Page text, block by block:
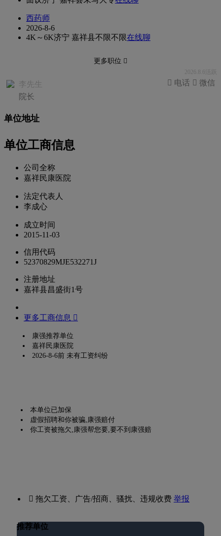
西药师
2026-8-6
4K～6K济宁 嘉祥县不限不限在线聊
更多职位 
2026.8.6活跃
李先生
院长
 微信
 电话
单位地址
单位工商信息
公司全称
嘉祥民康医院
法定代表人
李成心
成立时间
2015-11-03
信用代码
52370829MJE532271J
注册地址
嘉祥县昌盛街1号
更多工商信息 
康强推荐单位
嘉祥民康医院
2026-8-6前 未有工资纠纷
本单位已加保
虚假招聘和你被骗,康强赔付
你工资被拖欠,康强帮您要,要不到康强赔
 拖欠工资、广告/招商、骚扰、违规收费举报
推荐单位